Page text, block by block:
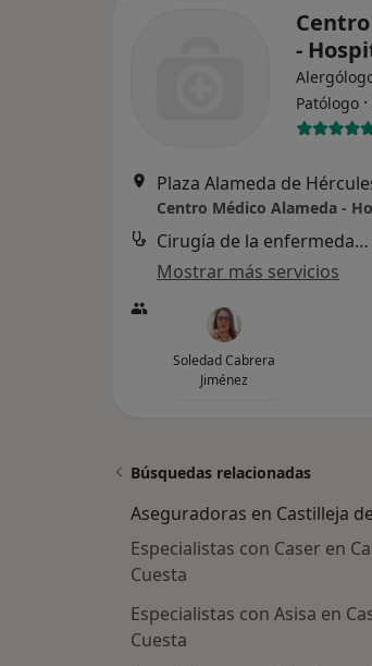
-
Patólogo ·
Plaza Alameda de
Centro Médico Alameda -
Cirugía de la enfermedad de Perthes
Mostrar más servicios
Soledad Cabrera
Jiménez
Búsquedas relacionadas
Aseguradoras en Castilleja
Especialistas con Caser en
Cuesta
Especialistas con Asisa en
Cuesta